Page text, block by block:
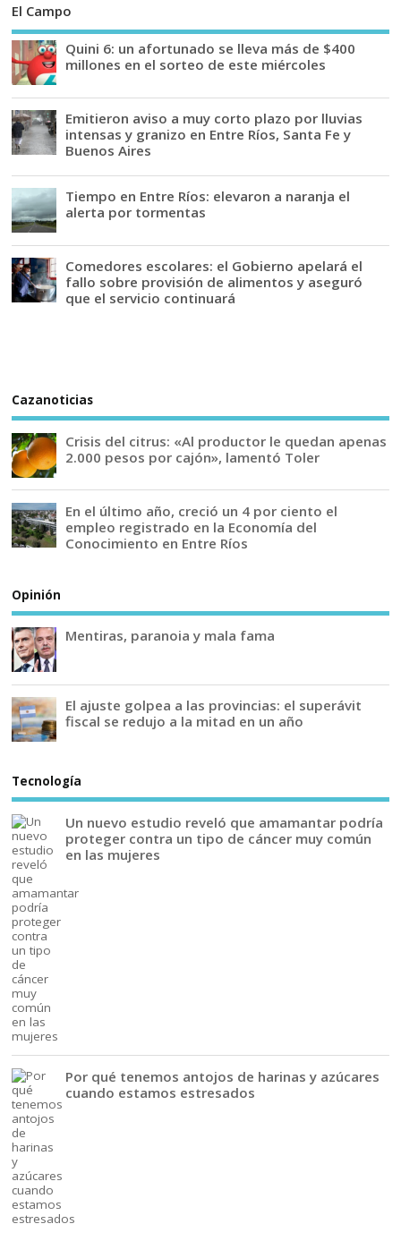
El Campo
Quini 6: un afortunado se lleva más de $400
millones en el sorteo de este miércoles
Emitieron aviso a muy corto plazo por lluvias
intensas y granizo en Entre Ríos, Santa Fe y
Buenos Aires
Tiempo en Entre Ríos: elevaron a naranja el
alerta por tormentas
Comedores escolares: el Gobierno apelará el
fallo sobre provisión de alimentos y aseguró
que el servicio continuará
Cazanoticias
Crisis del citrus: «Al productor le quedan apenas
2.000 pesos por cajón», lamentó Toler
En el último año, creció un 4 por ciento el
empleo registrado en la Economía del
Conocimiento en Entre Ríos
Opinión
Mentiras, paranoia y mala fama
El ajuste golpea a las provincias: el superávit
fiscal se redujo a la mitad en un año
Tecnología
Un nuevo estudio reveló que amamantar podría
proteger contra un tipo de cáncer muy común
en las mujeres
Por qué tenemos antojos de harinas y azúcares
cuando estamos estresados